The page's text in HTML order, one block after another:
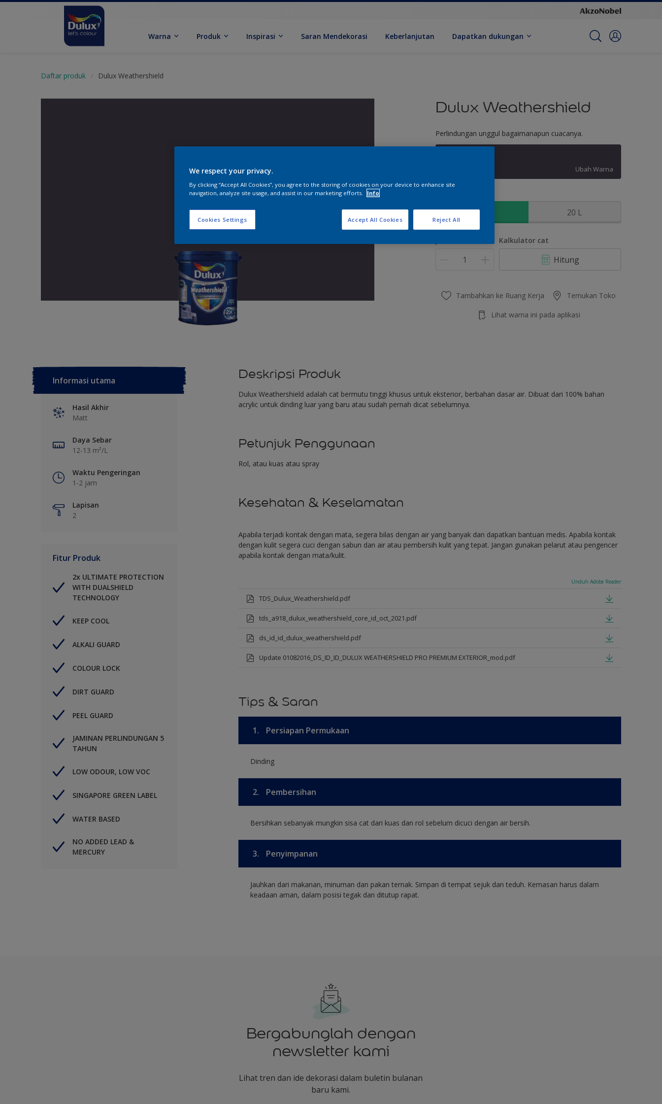
Warna Produk Inspirasi Saran Mendekorasi Keberlanjutan Dapatkan dukungan
Daftar produk Dulux Weathershield
Dulux Weathershield
Perlindungan unggul bagaimanapun cuacanya.
Ubah Warna
2.5 L 20 L
Kalkulator cat
Hitung
Tambahkan ke Ruang Kerja Temukan Toko
Lihat warna ini pada aplikasi
Informasi utama
Hasil Akhir
Matt
Daya Sebar
12-13 m²/L
Waktu Pengeringan
1-2 jam
Lapisan
2
Fitur Produk
2x ULTIMATE PROTECTION
WITH DUALSHIELD
TECHNOLOGY
KEEP COOL
ALKALI GUARD
COLOUR LOCK
DIRT GUARD
PEEL GUARD
JAMINAN PERLINDUNGAN 5
TAHUN
LOW ODOUR, LOW VOC
SINGAPORE GREEN LABEL
WATER BASED
NO ADDED LEAD &
MERCURY
Deskripsi Produk
Dulux Weathershield adalah cat bermutu tinggi khusus untuk eksterior, berbahan dasar air. Dibuat dari 100% bahan
acrylic untuk dinding luar yang baru atau sudah pernah dicat sebelumnya.
Petunjuk Penggunaan
Rol, atau kuas atau spray
Kesehatan & Keselamatan
Apabila terjadi kontak dengan mata, segera bilas dengan air yang banyak dan dapatkan bantuan medis. Apabila kontak
dengan kulit segera cuci dengan sabun dan air atau pembersih kulit yang tepat. Jangan gunakan pelarut atau pengencer
apabila kontak dengan mata/kulit.
Unduh Adobe Reader
TDS_Dulux_Weathershield.pdf
tds_a918_dulux_weathershield_core_id_oct_2021.pdf
ds_id_id_dulux_weathershield.pdf
Update 01082016_DS_ID_ID_DULUX WEATHERSHIELD PRO PREMIUM EXTERIOR_mod.pdf
Tips & Saran
1. Persiapan Permukaan
Dinding
2. Pembersihan
Bersihkan sebanyak mungkin sisa cat dari kuas dan rol sebelum dicuci dengan air bersih.
3. Penyimpanan
Jauhkan dari makanan, minuman dan pakan ternak. Simpan di tempat sejuk dan teduh. Kemasan harus dalam
keadaan aman, dalam posisi tegak dan ditutup rapat.
Bergabunglah dengan
newsletter kami
Lihat tren dan ide dekorasi dalam buletin bulanan
baru kami.
We respect your privacy.
By clicking “Accept All Cookies”, you agree to the storing of cookies on your device to enhance site
navigation, analyze site usage, and assist in our marketing efforts.
Info
Cookies Settings Reject All
Accept All Cookies